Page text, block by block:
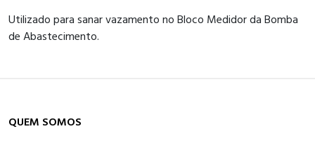
Utilizado para sanar vazamento no Bloco Medidor da Bomba
de Abastecimento.
QUEM SOMOS